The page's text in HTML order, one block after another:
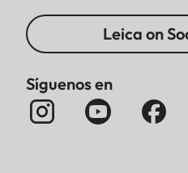
Leica on
Síguenos en